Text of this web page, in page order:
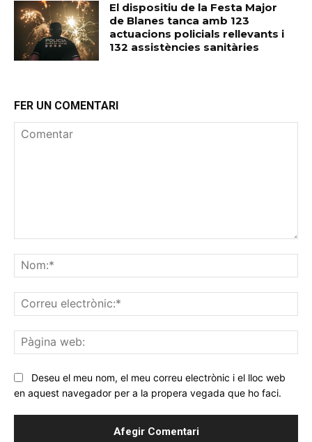
El dispositiu de la Festa Major
de Blanes tanca amb 123
actuacions policials rellevants i
132 assistències sanitàries
FER UN COMENTARI
Deseu el meu nom, el meu correu electrònic i el lloc web
en aquest navegador per a la propera vegada que ho faci.